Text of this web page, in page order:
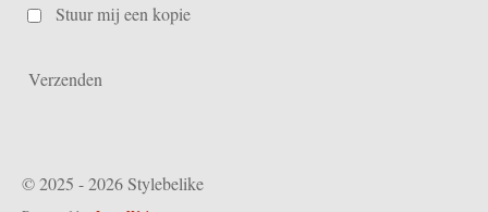
Stuur mij een kopie
Verzenden
© 2025 - 2026 Stylebelike